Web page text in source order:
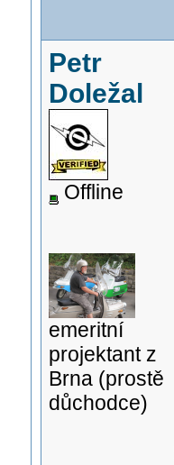
Petr
Doležal
Offline
emeritní
projektant z
Brna (prostě
důchodce)